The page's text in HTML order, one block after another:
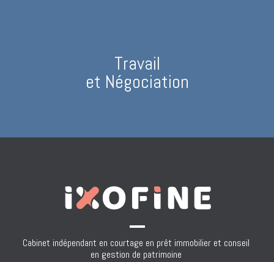
Travail
et Négociation
Cabinet indépendant en courtage en prêt immobilier et conseil
en gestion de patrimoine